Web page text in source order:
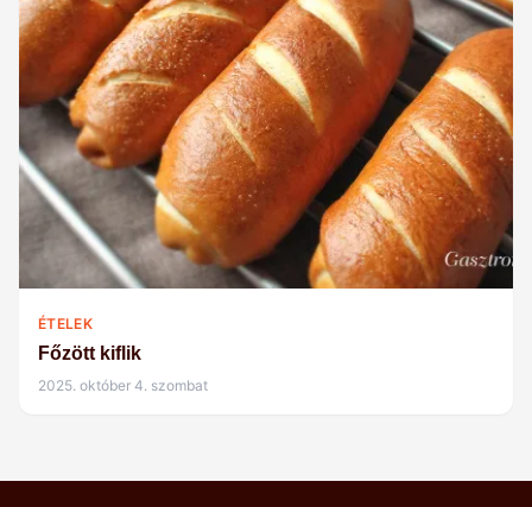
ÉTELEK
Főzött kiflik
2025. október 4. szombat